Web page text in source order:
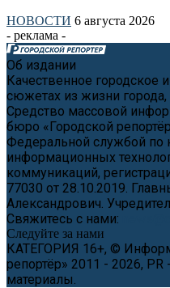
НОВОСТИ 6 августа 2026
- реклама -
Об издании
Качественное городское
сюжетах из жизни города,
Средство массовой
бюро «Городской
Федеральной службой по
информационных
коммуникаций,
77030 от 28.10.2019.
Александрович.
Свяжитесь с нами:
Следуйте за нами
КАТЕГОРИЯ 16+, ©
репортёр» 2011 - 2026,
материалы.